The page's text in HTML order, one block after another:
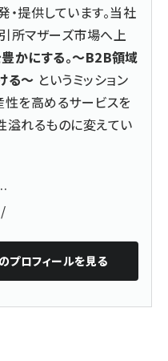
提供しています。当社
所マザーズ市場へ上
豊かにする。～B2B領域
る～ というミッション
を高めるサービスを
溢れるものに変えてい
のプロフィールを見る